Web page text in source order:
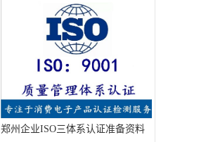
郑州企业ISO三体系认证准备资料